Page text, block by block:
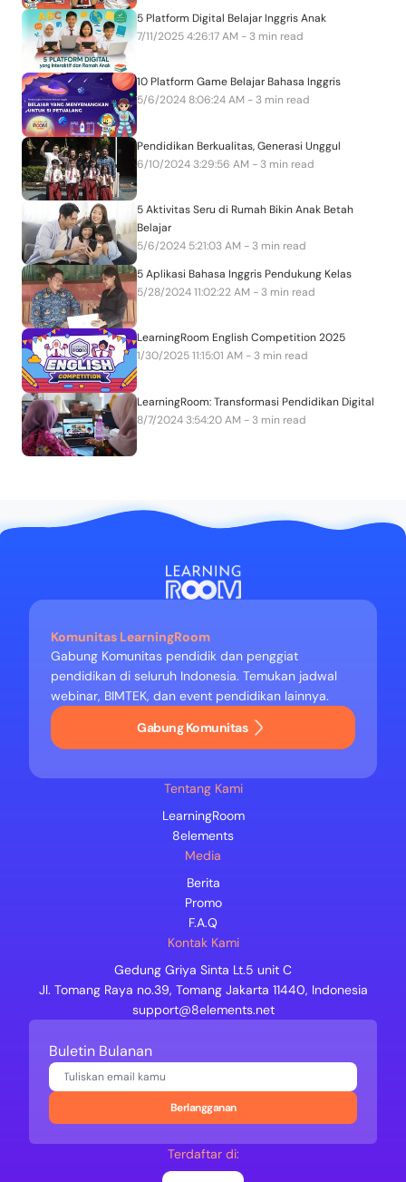
5 Platform Digital Belajar Inggris Anak
7/11/2025 4:26:17 AM - 3 min read
10 Platform Game Belajar Bahasa Inggris
5/6/2024 8:06:24 AM - 3 min read
Pendidikan Berkualitas, Generasi Unggul
6/10/2024 3:29:56 AM - 3 min read
5 Aktivitas Seru di Rumah Bikin Anak Betah
Belajar
5/6/2024 5:21:03 AM - 3 min read
5 Aplikasi Bahasa Inggris Pendukung Kelas
5/28/2024 11:02:22 AM - 3 min read
LearningRoom English Competition 2025
1/30/2025 11:15:01 AM - 3 min read
LearningRoom: Transformasi Pendidikan Digital
8/7/2024 3:54:20 AM - 3 min read
Komunitas LearningRoom
Gabung Komunitas pendidik dan penggiat
pendidikan di seluruh Indonesia. Temukan jadwal
webinar, BIMTEK, dan event pendidikan lainnya.
Gabung Komunitas
Tentang Kami
LearningRoom
8elements
Media
Berita
Promo
F.A.Q
Kontak Kami
Gedung Griya Sinta Lt.5 unit C
Jl. Tomang Raya no.39, Tomang Jakarta 11440, Indonesia
support@8elements.net
Buletin Bulanan
Berlangganan
Terdaftar di: